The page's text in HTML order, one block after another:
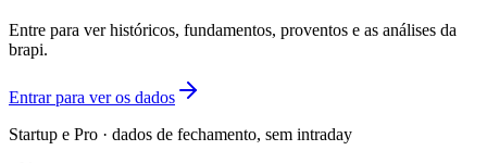
Entre para ver históricos, fundamentos, proventos e as análises da
brapi.
Entrar para ver os dados
Startup e Pro · dados de fechamento, sem intraday